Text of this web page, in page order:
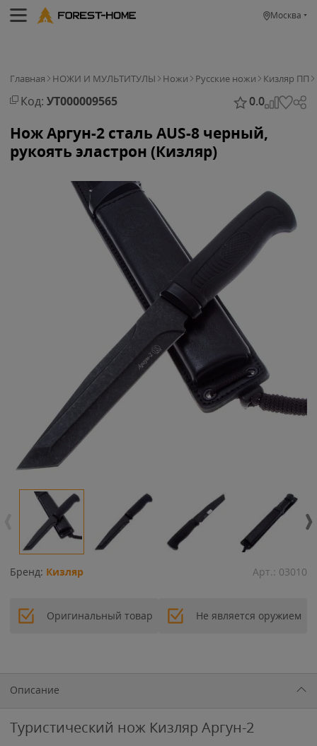
Москва
Главная НОЖИ И МУЛЬТИТУЛЫ Ножи Русские ножи Кизляр ПП
Код: УТ000009565 0.0
Нож Аргун-2 сталь AUS-8 черный,
рукоять эластрон (Кизляр)
Бренд: Кизляр Арт.: 03010
Оригинальный товар Не является оружием
Описание
Туристический нож Кизляр Аргун-2